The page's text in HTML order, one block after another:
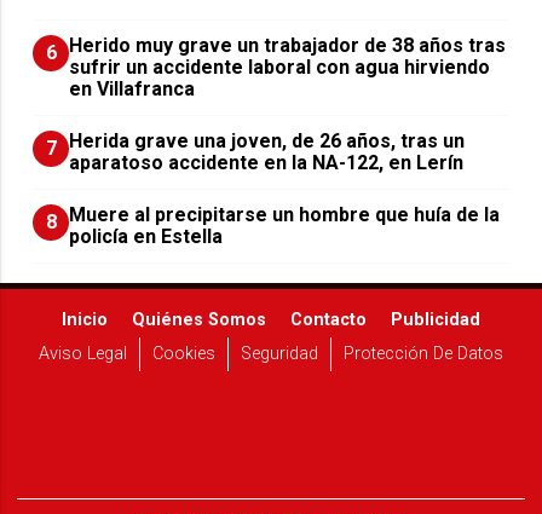
6
Herido muy grave un trabajador de 38 años tras
sufrir un accidente laboral con agua hirviendo
en Villafranca
7
Herida grave una joven, de 26 años, tras un
aparatoso accidente en la NA-122, en Lerín
8
Muere al precipitarse un hombre que huía de la
policía en Estella
Inicio Quiénes Somos Contacto
Publicidad
Aviso Legal
Cookies Seguridad Protección De Datos